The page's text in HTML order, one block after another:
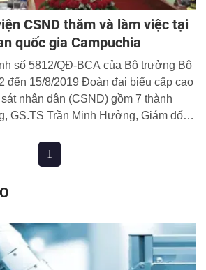
CSND thăm và làm việc tại
quốc gia Campuchia
số 5812/QĐ-BCA của Bộ trưởng Bộ
đến 15/8/2019 Đoàn đại biểu cấp cao
nhân dân (CSND) gồm 7 thành
GS.TS Trần Minh Hưởng, Giám đốc
Quốc gia Campuchia.
1